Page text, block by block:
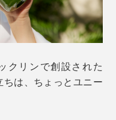
匹取り除き、雑草の手
ほど手間ひまかけて
ォーターボトル」やお
ャカシャカ振る作り
いっぱいに広がるまろ
特徴です。後味に品の
ぎる、贅沢な味わいで
料とする抹茶は緑の濃
い分、渋み成分カテ
クリンで創設された
ちは、ちょっとユニー